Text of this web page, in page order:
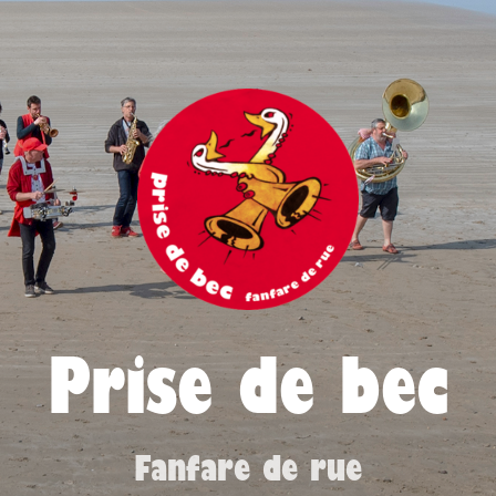
Prise de bec
Fanfare de rue